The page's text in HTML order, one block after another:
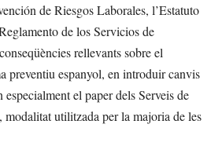
de Riesgos Laborales, l’Estatuto
de los Servicios de
rellevants sobre el
preventiu espanyol, en introduir canvis
el paper dels Serveis de
utilitzada per la majoria de les